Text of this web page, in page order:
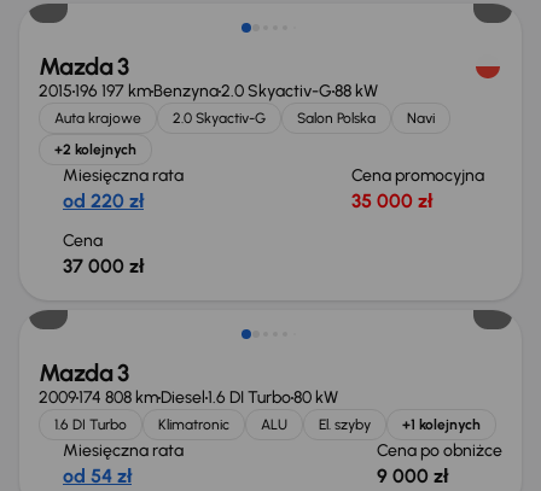
Mazda 3
2015196 197 kmBenzyna2.0 Skyactiv-G88 kW
Auta krajowe 2.0 Skyactiv-G Salon Polska
Navi
+2 kolejnych
Miesięczna rata
od 220 zł
Cena promocyjna
35 000 zł
Cena
37 000 zł
Mazda 3
2009174 808 kmDiesel1.6 DI Turbo80 kW
1.6 DI Turbo Klimatronic ALU El. szyby +1 kolejnych
Miesięczna rata
od 54 zł
Cena po obniżce
9 000 zł